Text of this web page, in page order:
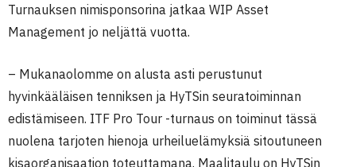
Turnauksen nimisponsorina jatkaa WIP Asset
Management jo neljättä vuotta.
– Mukanaolomme on alusta asti perustunut
hyvinkääläisen tenniksen ja HyTSin seuratoiminnan
edistämiseen. ITF Pro Tour -turnaus on toiminut tässä
nuolena tarjoten hienoja urheiluelämyksiä sitoutuneen
kisaorganisaation toteuttamana. Maalitaulu on HyTSin